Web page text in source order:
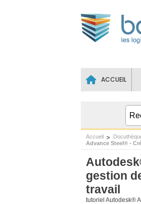
ACCUEIL
Accueil
Advance Steel® -
gestion
travail
tutoriel Autodesk®